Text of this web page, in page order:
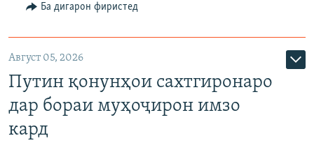
Ба дигарон фиристед
Август 05, 2026
Путин қонунҳои сахтгиронаро
дар бораи муҳоҷирон имзо
кард